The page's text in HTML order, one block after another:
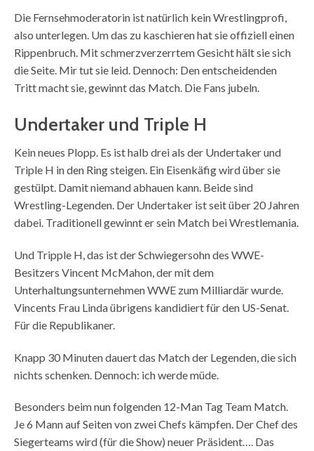
Die Fernsehmoderatorin ist natürlich kein Wrestlingprofi,
also unterlegen. Um das zu kaschieren hat sie offiziell einen
Rippenbruch. Mit schmerzverzerrtem Gesicht hält sie sich
die Seite. Mir tut sie leid. Dennoch: Den entscheidenden
Tritt macht sie, gewinnt das Match. Die Fans jubeln.
Undertaker und Triple H
Kein neues Plopp. Es ist halb drei als der Undertaker und
Triple H in den Ring steigen. Ein Eisenkäfig wird über sie
gestülpt. Damit niemand abhauen kann. Beide sind
Wrestling-Legenden. Der Undertaker ist seit über 20 Jahren
dabei. Traditionell gewinnt er sein Match bei Wrestlemania.
Und Tripple H, das ist der Schwiegersohn des WWE-
Besitzers Vincent McMahon, der mit dem
Unterhaltungsunternehmen WWE zum Milliardär wurde.
Vincents Frau Linda übrigens kandidiert für den US-Senat.
Für die Republikaner.
Knapp 30 Minuten dauert das Match der Legenden, die sich
nichts schenken. Dennoch: ich werde müde.
Besonders beim nun folgenden 12-Man Tag Team Match.
Je 6 Mann auf Seiten von zwei Chefs kämpfen. Der Chef des
Siegerteams wird (für die Show) neuer Präsident…. Das